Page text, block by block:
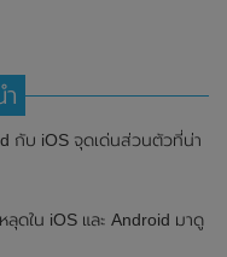
กับ iOS จุดเด่นส่วนตัวที่น่า
ดใน iOS และ Android มาดู